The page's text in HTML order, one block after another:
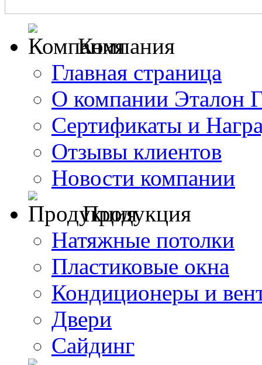
Компания
Главная страница
О компании Эталон
Сертификаты и
Отзывы клиентов
Новости компании
Продукция
Натяжные потолки
Пластиковые окна
Кондиционеры и
Двери
Сайдинг